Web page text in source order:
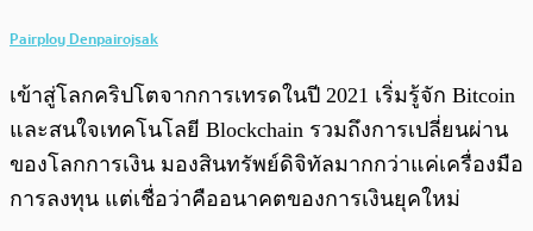
Pairploy Denpairojsak
เข้าสู่โลกคริปโตจากการเทรดในปี 2021 เริ่มรู้จัก Bitcoin
และสนใจเทคโนโลยี Blockchain รวมถึงการเปลี่ยนผ่าน
ของโลกการเงิน มองสินทรัพย์ดิจิทัลมากกว่าแค่เครื่องมือ
การลงทุน แต่เชื่อว่าคืออนาคตของการเงินยุคใหม่